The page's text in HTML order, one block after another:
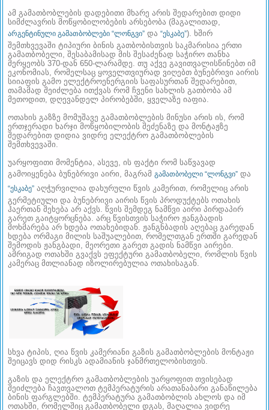
ამ გამათბობლების დადებითი მხარე არის შედარებით დიდი
სიმძლავრის მოწყობილობების არსებობა (მაგალითად,
არგენტინული გამათბობლები “ლონგვი” და “ესკაბე”). ხშირ
შემთხვევაში ტიპიური ბინის გათბობისთვის საკმარისია ერთი
გამათბობელი, შესაბამისად მის შესაძენად საჭირო თანხა
მერყეობს 370-დან 650-ლარამდე. თუ აქვე გავითვალისწინებთ იმ
ეკონომიას, რომელსაც ყოველთვიურად ვიღებთ ბუნებრივი აირის
სიიაფის გამო ელექტროენერგიის საფასურთან შედარებით,
თამამად შეიძლება ითქვას რომ ჩვენი სახლის გათბობა ამ
მეთოდით, დღევანდელ პირობებში, ყველაზე იაფია.
ოთახის გაზზე მომუშავე გამათბობლების მინუსი არის ის, რომ
ერთჯერადი ხარჯი მოწყობილობის შეძენაზე და მონტაჟზე
შედარებით დიდია ვიდრე ელექტრო გამათბობლების
შემთხვევაში.
უარყოფითი მომენტია, ასევე, ის ფაქტი რომ საწვავად
გამოიყენება ბუნებრივი აირი, მაგრამ გამათბობელი “ლონგვი” და
“ესკაბე” აღჭურვილია დახურული წვის კამერით, რომელიც არის
გერმეტიული და ბუნებრივი აირის წვის პროდუქტებს ოთახის
ჰაერთან შეხება არ აქვს. წვის შემდეგ ნამწვი აირი პირდაპირ
გარეთ გაიტყორცნება. არც წვისთვის საჭირო ჟანგბადის
მოხმარება არ ხდება ოთახებიდან. ჟანგნბადის აღებაც გარედან
ხდება ორმაგი მილის საშუალებით, რომელთგან ერთში გარედან
შემოდის ჟანგბადი, მეორეთი გარეთ გადის ნამწვი აირები.
ამრიგად ოთახში გვაქვს ეფექტური გამათბობელი, რომლის წვის
კამერაც მთლიანად იზოლირებულია ოთახისაგან.
სხვა ტიპის, ღია წვის კამერიანი გაზის გამათბობლების მონტაჟი
შეიცავს დიდ რისკს ადამიანის ჯანმრთელობისთვის.
გაზის და ელექტრო გამათბობლების უარყოფით თვისებად
შეიძლება ჩავთვალოთ ტემპერატურის არათანაბარი განაწილება
ბინის ფარგლებში. ტემპერატურა გამათბობლის ახლოს და იმ
ოთახში, რომელშიც გამათბობელი დგას, მაღალია ვიდრე